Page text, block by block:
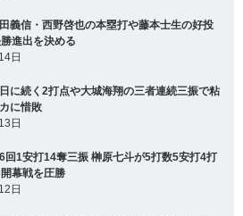
義信・西野啓也の本塁打や藤本士生の好投
進出を決める
日
に続く2打点や大城海翔の三者連続三振で粘
に惜敗
日
回1安打14奪三振 榊原七斗が5打数5安打4打
幕戦を圧勝
日